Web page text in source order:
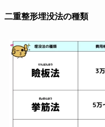
二重整形埋没法の種類